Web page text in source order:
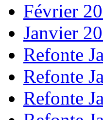
Février
Janvier
Refonte
Refonte
Refonte